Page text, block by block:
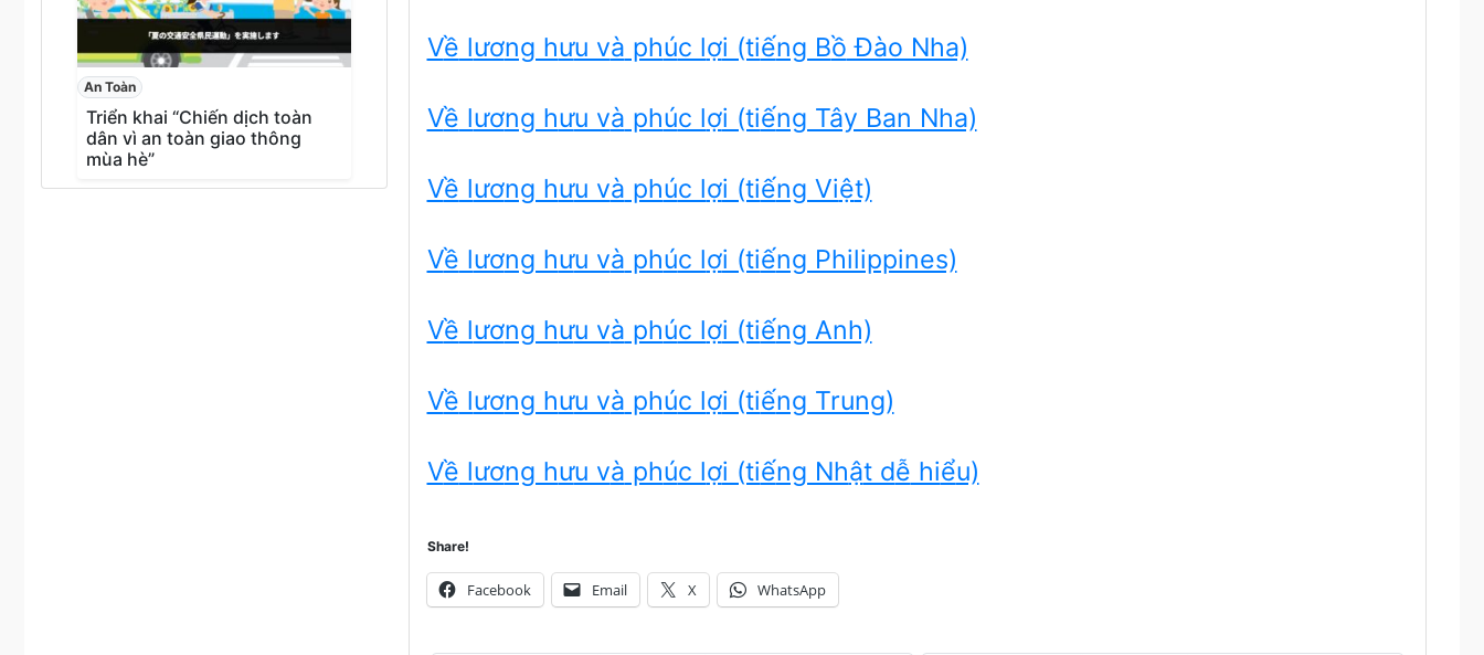
An Toàn
Triển khai “Chiến dịch toàn
dân vì an toàn giao thông
mùa hè”
Về lương hưu và phúc lợi (tiếng Bồ Đào Nha)
Về lương hưu và phúc lợi (tiếng Tây Ban Nha)
Về lương hưu và phúc lợi (tiếng Việt)
Về lương hưu và phúc lợi (tiếng Philippines)
Về lương hưu và phúc lợi (tiếng Anh)
Về lương hưu và phúc lợi (tiếng Trung)
Về lương hưu và phúc lợi (tiếng Nhật dễ hiểu)
Share!
Facebook Email X WhatsApp